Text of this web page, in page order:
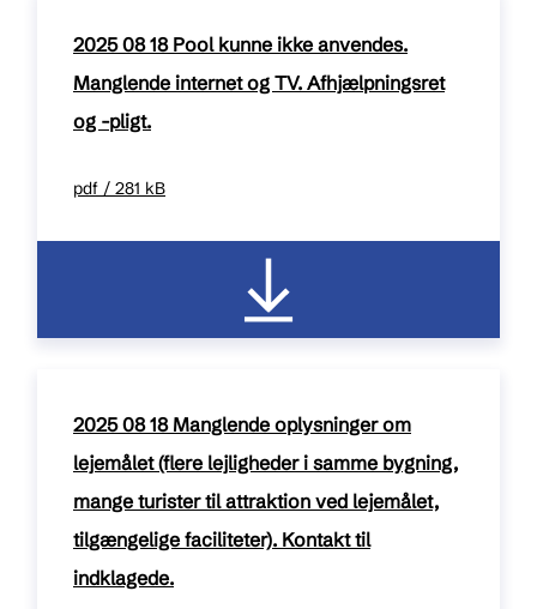
2025 08 18 Pool kunne ikke anvendes.
Manglende internet og TV. Afhjælpningsret
og -pligt.
pdf / 281 kB
2025 08 18 Manglende oplysninger om
lejemålet (flere lejligheder i samme bygning,
mange turister til attraktion ved lejemålet,
tilgængelige faciliteter). Kontakt til
indklagede.